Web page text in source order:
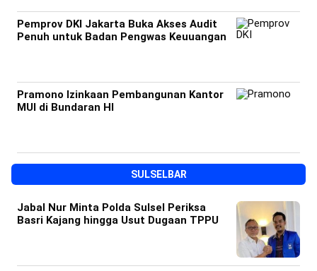
Pemprov DKI Jakarta Buka Akses Audit
Penuh untuk Badan Pengwas Keuuangan
Pramono Izinkaan Pembangunan Kantor
MUI di Bundaran HI
SULSELBAR
Jabal Nur Minta Polda Sulsel Periksa
Basri Kajang hingga Usut Dugaan TPPU